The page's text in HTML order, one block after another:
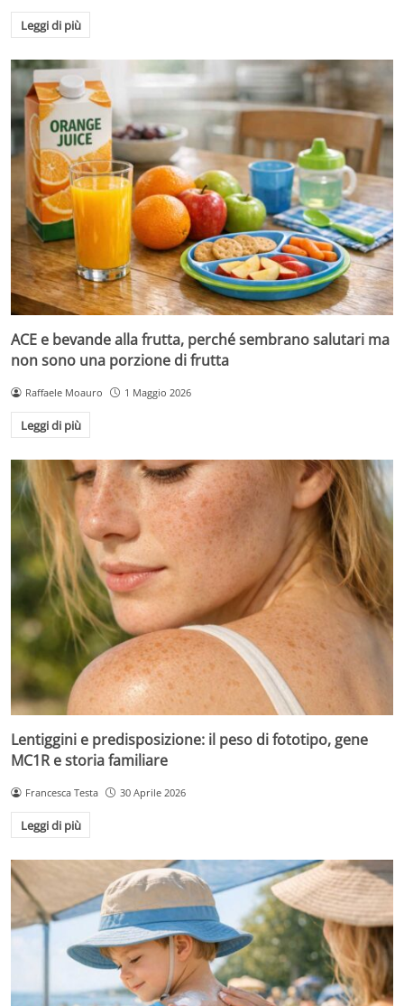
Leggi di più
ACE e bevande alla frutta, perché sembrano salutari ma
non sono una porzione di frutta
Raffaele Moauro 1 Maggio 2026
Leggi di più
Lentiggini e predisposizione: il peso di fototipo, gene
MC1R e storia familiare
Francesca Testa 30 Aprile 2026
Leggi di più